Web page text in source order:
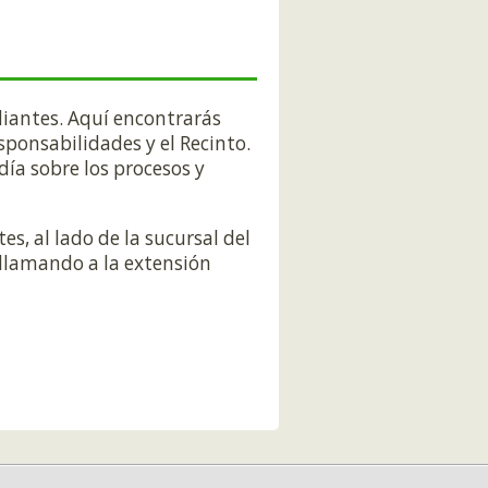
Aquí encontrarás
y el Recinto.
sobre los procesos y
al lado de la sucursal del
a la extensión